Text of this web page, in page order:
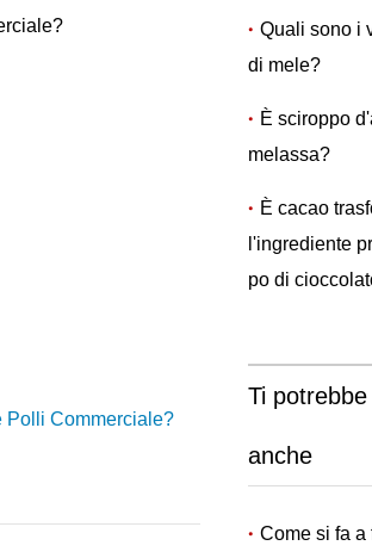
Polli Commerciale?
Quali sono i
di mele?
È sciroppo
melassa?
È cacao
l'ingrediente
po di
Ti
anche
Come si fa a